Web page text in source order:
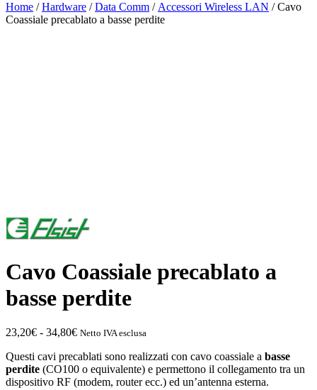
Home /Hardware /Data Comm / Accessori Wireless LAN / Cavo
Coassiale precablato a basse perdite
Cavo Coassiale precablato a
basse perdite
23,20€ - 34,80€Fascia
prezzo:
da
23,20€
Netto IVA esclusa
Questi cavi precablati sono realizzati con cavo coassiale a basse
perdite (CO100 o equivalente) e permettono il collegamento tra un
dispositivo RF (modem, router ecc.) ed un’antenna esterna.